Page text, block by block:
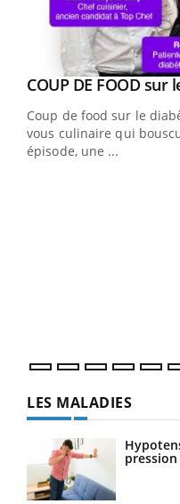
Youtube
COUP DE FOOD sur
Coup de food sur le
vous culinaire qui
épisode, une ...
LES MALADIES